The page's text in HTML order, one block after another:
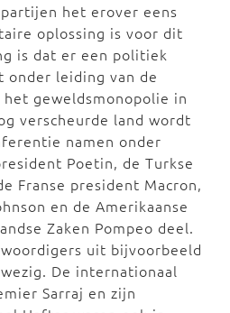
het erover eens
oplossing is voor dit
is dat er een politiek
onder leiding van de
geweldsmonopolie in
verscheurde land wordt
namen onder
Poetin, de Turkse
Franse president Macron,
en de Amerikaanse
Zaken Pompeo deel.
uit bijvoorbeeld
De internationaal
Sarraj en zijn